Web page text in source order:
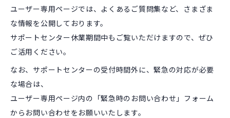
ユーザー専用ページでは、よくあるご質問集など、さまざま
な情報を公開しております。
サポートセンター休業期間中もご覧いただけますので、ぜひ
ご活用ください。
なお、サポートセンターの受付時間外に、緊急の対応が必要
な場合は、
ユーザー専用ページ内の「緊急時のお問い合わせ」フォーム
からお問い合わせをお願いいたします。